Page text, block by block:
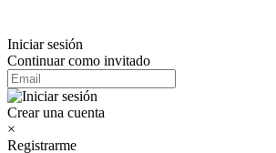
Iniciar sesión
Continuar como invitado
Crear una cuenta
×
Registrarme